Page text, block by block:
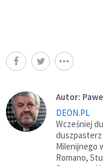
Autor:
DEON.PL
Wcześniej
Milenijnego
Romano,